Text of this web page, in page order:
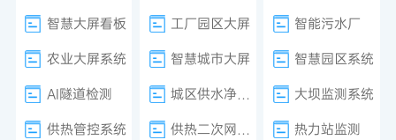
智慧大屏看板
工厂园区大屏
智能污水厂
农业大屏系统
智慧城市大屏
智慧园区系统
AI隧道检测
城区供水净水厂
大坝监测系统
供热管控系统
供热二次网平衡
热力站监测